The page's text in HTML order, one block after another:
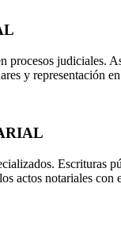
procesos judiciales.
y representación
Escrituras
actos notariales con